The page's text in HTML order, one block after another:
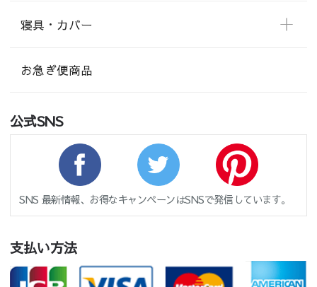
寝具・カバー
お急ぎ便商品
公式SNS
SNS 最新情報、お得なキャンペーンはSNSで発信しています。
支払い方法